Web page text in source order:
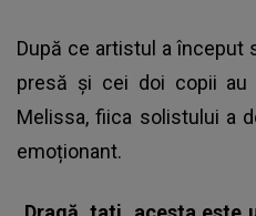
După ce artistul a început
presă și cei doi copii au
Melissa, fiica solistului a
emoționant.